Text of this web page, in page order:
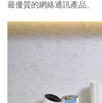
最優質的網絡通訊產品。